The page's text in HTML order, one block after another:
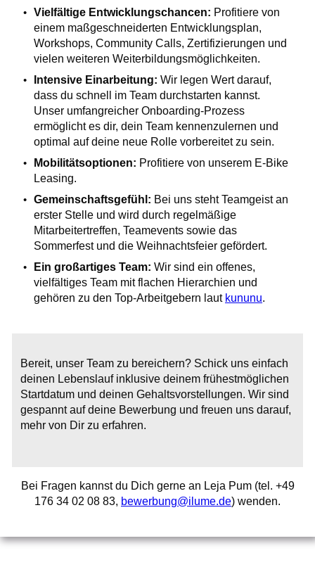
Vielfältige Entwicklungschancen: Profitiere von
einem maßgeschneiderten Entwicklungsplan,
Workshops, Community Calls, Zertifizierungen und
vielen weiteren Weiterbildungsmöglichkeiten.
Intensive Einarbeitung: Wir legen Wert darauf,
dass du schnell im Team durchstarten kannst.
Unser umfangreicher Onboarding-Prozess
ermöglicht es dir, dein Team kennenzulernen und
optimal auf deine neue Rolle vorbereitet zu sein.
Mobilitätsoptionen: Profitiere von unserem E-Bike
Leasing.
Gemeinschaftsgefühl: Bei uns steht Teamgeist an
erster Stelle und wird durch regelmäßige
Mitarbeitertreffen, Teamevents sowie das
Sommerfest und die Weihnachtsfeier gefördert.
Ein großartiges Team: Wir sind ein offenes,
vielfältiges Team mit flachen Hierarchien und
gehören zu den Top-Arbeitgebern laut kununu.
Bereit, unser Team zu bereichern? Schick uns einfach
deinen Lebenslauf inklusive deinem frühestmöglichen
Startdatum und deinen Gehaltsvorstellungen. Wir sind
gespannt auf deine Bewerbung und freuen uns darauf,
mehr von Dir zu erfahren.
Bei Fragen kannst du Dich gerne an Leja Pum (tel. +49
176 34 02 08 83, bewerbung@ilume.de) wenden.